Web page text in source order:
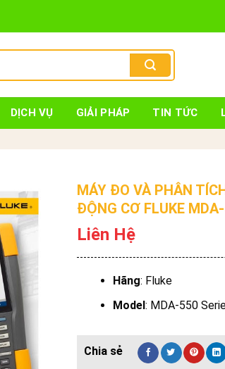
DỊCH VỤ GIẢI PHÁP TIN TỨC
MÁY ĐO VÀ PHÂN
ĐỘNG CƠ FLUKE
Liên Hệ
Hãng: Fluke
Model: MDA-550